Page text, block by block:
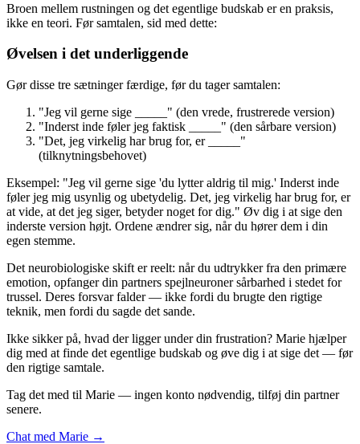
Broen mellem rustningen og det egentlige budskab er en praksis,
ikke en teori. Før samtalen, sid med dette:
Øvelsen i det underliggende
Gør disse tre sætninger færdige, før du tager samtalen:
"Jeg vil gerne sige _____" (den vrede, frustrerede version)
"Inderst inde føler jeg faktisk _____" (den sårbare version)
"Det, jeg virkelig har brug for, er _____"
(tilknytningsbehovet)
Eksempel: "Jeg vil gerne sige 'du lytter aldrig til mig.' Inderst inde
føler jeg mig usynlig og ubetydelig. Det, jeg virkelig har brug for, er
at vide, at det jeg siger, betyder noget for dig." Øv dig i at sige den
inderste version højt. Ordene ændrer sig, når du hører dem i din
egen stemme.
Det neurobiologiske skift er reelt: når du udtrykker fra den primære
emotion, opfanger din partners spejlneuroner sårbarhed i stedet for
trussel. Deres forsvar falder — ikke fordi du brugte den rigtige
teknik, men fordi du sagde det sande.
Ikke sikker på, hvad der ligger under din frustration? Marie hjælper
dig med at finde det egentlige budskab og øve dig i at sige det — før
den rigtige samtale.
Tag det med til Marie — ingen konto nødvendig, tilføj din partner
senere.
Chat med Marie →